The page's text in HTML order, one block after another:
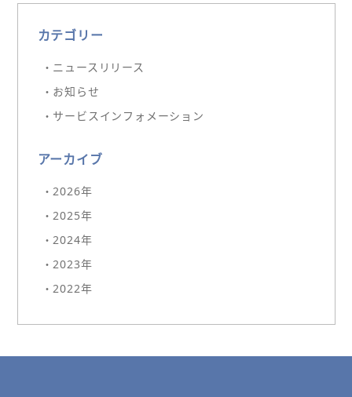
カテゴリー
・ニュースリリース
・お知らせ
・サービスインフォメーション
アーカイブ
・2026年
・2025年
・2024年
・2023年
・2022年